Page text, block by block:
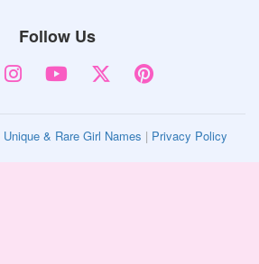
Follow Us
Unique & Rare Girl Names | Privacy Policy